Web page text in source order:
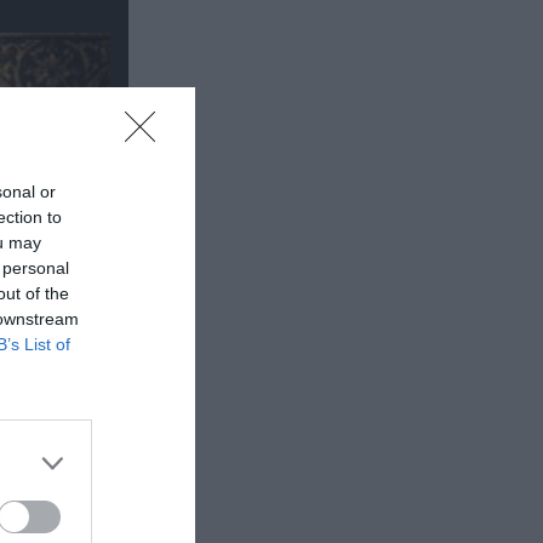
or
to
may
of the
List of